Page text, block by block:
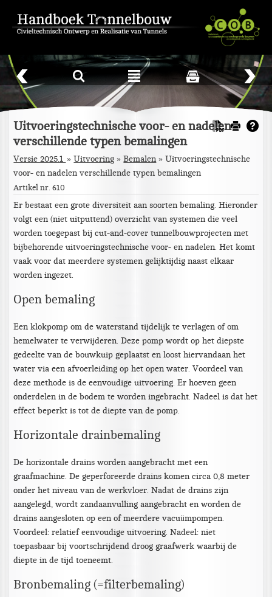
L ²
Uitvoeringstechnische voor- en nadelen
verschillende typen bemalingen
Versie 2025.1 Uitvoering »Bemalen »Uitvoeringstechnische
voor- en nadelen verschillende typen bemalingen
Artikel nr. 610
Er bestaat een grote diversiteit aan soorten bemaling. Hieronder
volgt een (niet uitputtend) overzicht van systemen die veel
worden toegepast bij cut-and-cover tunnelbouwprojecten met
bijbehorende uitvoeringstechnische voor- en nadelen. Het komt
vaak voor dat meerdere systemen gelijktijdig naast elkaar
worden ingezet.
Open bemaling
Een klokpomp om de waterstand tijdelijk te verlagen of om
hemelwater te verwijderen. Deze pomp wordt op het diepste
gedeelte van de bouwkuip geplaatst en loost hiervandaan het
water via een afvoerleiding op het open water. Voordeel van
deze methode is de eenvoudige uitvoering. Er hoeven geen
onderdelen in de bodem te worden ingebracht. Nadeel is dat het
effect beperkt is tot de diepte van de pomp.
Horizontale drainbemaling
De horizontale drains worden aangebracht met een
graafmachine. De geperforeerde drains komen circa 0,8 meter
onder het niveau van de werkvloer. Nadat de drains zijn
aangelegd, wordt zandaanvulling aangebracht en worden de
drains aangesloten op een of meerdere vacuümpompen.
Voordeel: relatief eenvoudige uitvoering. Nadeel: niet
toepasbaar bij voortschrijdend droog graafwerk waarbij de
diepte in de tijd toeneemt.
Bronbemaling (=filterbemaling)